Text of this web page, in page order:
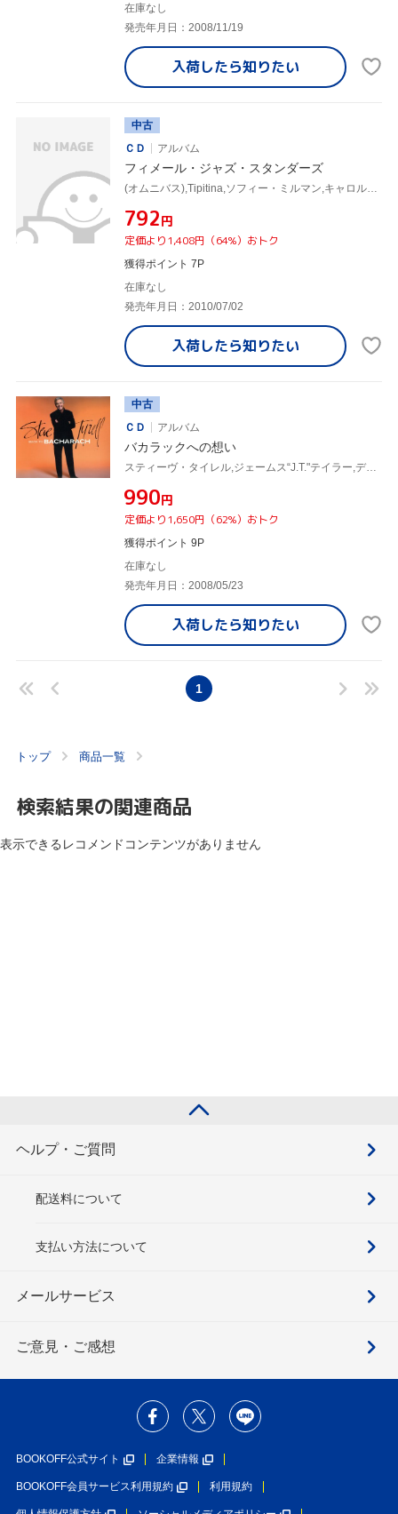
在庫なし
発売年月日：2008/11/19
入荷したら知りたい
中古
ＣＤ
アルバム
フィメール・ジャズ・スタンダーズ
(オムニバス),Tipitina,ソフィー・ミルマン,キャロル・ドュボック,ディオンヌ・テイラー,エッタ・キャメロン,パトリシア・オキャラガン,Kaya Bruel
¥792円
定価より1,408円（64%）おトク
獲得ポイント 7P
在庫なし
発売年月日：2010/07/02
入荷したら知りたい
中古
ＣＤ
アルバム
バカラックへの想い
スティーヴ・タイレル,ジェームス“J.T."テイラー,ディオンヌ・ワーウィック,ハーブ・アルパート,バート・バカラック(vo、p),パティ・オースティン,ロッド・スチュワート,ボブ・マン(p、syn、g、b)
¥990円
定価より1,650円（62%）おトク
獲得ポイント 9P
在庫なし
発売年月日：2008/05/23
入荷したら知りたい
1
トップ 商品一覧
検索結果の関連商品
表示できるレコメンドコンテンツがありません
ヘルプ・ご質問
配送料について
支払い方法について
メールサービス
ご意見・ご感想
BOOKOFF公式サイト 企業情報
BOOKOFF会員サービス利用規約 利用規約